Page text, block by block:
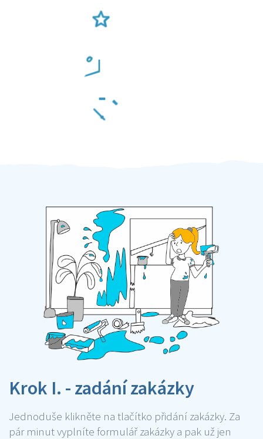
Krok I. - zadání zakázky
Jednoduše klikněte na tlačítko přidání zakázky. Za
pár minut vyplníte formulář zakázky a pak už jen